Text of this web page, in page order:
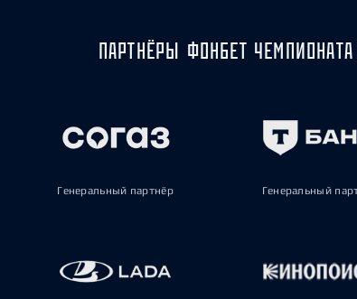
ПАРТНЁРЫ ФОНБЕТ
Генеральный партнёр Генеральный